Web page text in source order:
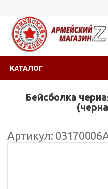
КАТАЛОГ
Бейсболка
Артикул: